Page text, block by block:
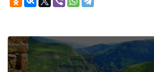
8th of